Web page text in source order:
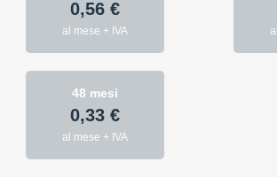
0,56 €
al mese + IVA
48 mesi
0,33 €
al mese + IVA